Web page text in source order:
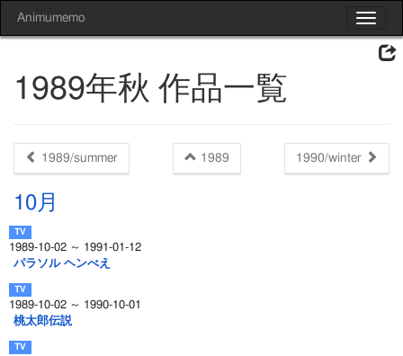
Toggle
Animumemo
1989年秋 作品一覧
1989/summer 1989 1990/winter
10月
1989-10-02 ～ 1991-01-12
パラソル ヘンべえ
1989-10-02 ～ 1990-10-01
桃太郎伝説